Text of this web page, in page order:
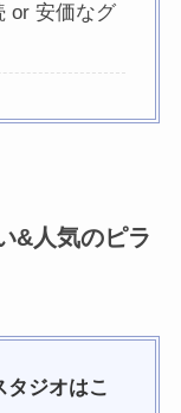
or 安価なグ
&人気のピラ
タジオはこ